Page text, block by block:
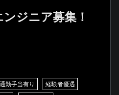
ジニア募集！
通勤手当有り 経験者優遇